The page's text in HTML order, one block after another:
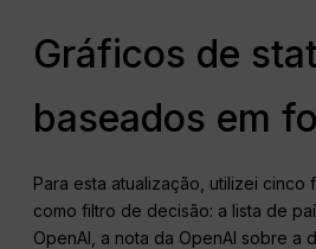
Gráficos de
baseados em
Para esta atualização, utilizei
como filtro de decisão: a lista de
OpenAI, a nota da OpenAI sobre a